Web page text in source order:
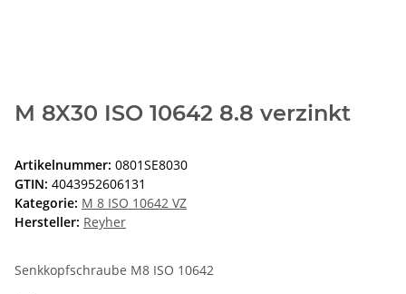
M 8X30 ISO 10642 8.8 verzinkt
Artikelnummer: 0801SE8030
GTIN: 4043952606131
Kategorie: M 8 ISO 10642 VZ
Hersteller: Reyher
Senkkopfschraube M8 ISO 10642